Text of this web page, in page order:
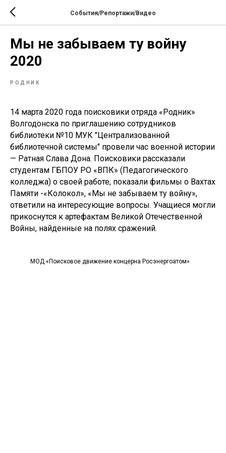
События/Репортажи/Видео
Мы не забываем ту войну
2020
РОДНИК
14 марта 2020 года поисковики отряда «Родник»
Волгодонска по приглашению сотрудников
библиотеки №10 МУК "Централизованной
библиотечной системы" провели час военной истории
— Ратная Слава Дона. Поисковики рассказали
студентам ГБПОУ РО «ВПК» (Педагогического
колледжа) о своей работе, показали фильмы о Вахтах
Памяти -«Колокол», «Мы не забываем ту войну»,
ответили на интересующие вопросы. Учащиеся могли
прикоснутся к артефактам Великой Отечественной
Войны, найденные на полях сражений.
МОД «Поисковое движение концерна Росэнергоатом»